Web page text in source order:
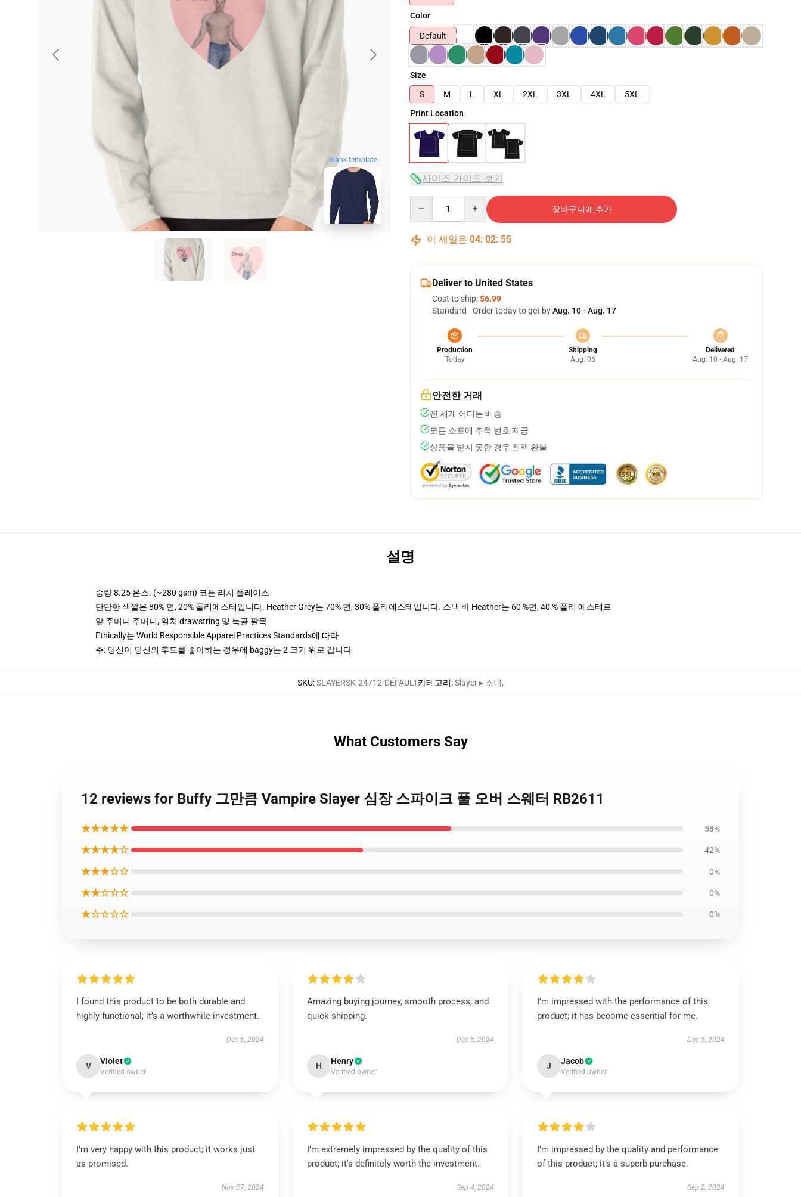
blank template
Color
Default
Size
S
M L XL 2XL 3XL 4XL
5XL
Print Location
사이즈 가이드 보기
장바구니에 추가
이 세일은 04: 02: 54
Deliver to United States
Cost to ship:$6.99
Standard - Order today to get byAug. 10 - Aug. 17
Production
Today
Shipping
Aug. 06
Delivered
Aug. 10 - Aug. 17
안전한 거래
전 세계 어디든 배송
모든 소포에 추적 번호 제공
상품을 받지 못한 경우 전액 환불
설명
중량 8.25 온스. (~280 gsm) 코튼 리치 플레이스
단단한 색깔은 80% 면, 20% 폴리에스테입니다. Heather Grey는 70% 면, 30% 폴리에스테입니다. 스낵 바 Heather는 60 %면, 40 % 폴리 에스테르
앞 주머니 주머니, 일치 drawstring 및 늑골 팔목
Ethically는 World Responsible Apparel Practices Standards에 따라
주: 당신이 당신의 후드를 좋아하는 경우에 baggy는 2 크기 위로 갑니다
SKU:SLAYERSK-24712-DEFAULT카테고리:Slayer ▸ 소녀,
What Customers Say
12 reviews for Buffy 그만큼 Vampire Slayer 심장 스파이크 풀 오버 스웨터 RB2611
★★★★★ 58%
★★★★☆ 42%
★★★☆☆ 0%
★★☆☆☆ 0%
★☆☆☆☆ 0%
I found this product to be both durable and
highly functional; it’s a worthwhile investment.
Dec 6, 2024
V Violet
Verified owner
Amazing buying journey, smooth process, and
quick shipping.
Dec 5, 2024
H Henry
Verified owner
I’m impressed with the performance of this
product; it has become essential for me.
Dec 5, 2024
J Jacob
Verified owner
I’m very happy with this product; it works just
as promised.
Nov 27, 2024
I’m extremely impressed by the quality of this
product; it's definitely worth the investment.
Sep 4, 2024
I’m impressed by the quality and performance
of this product; it’s a superb purchase.
Sep 2, 2024